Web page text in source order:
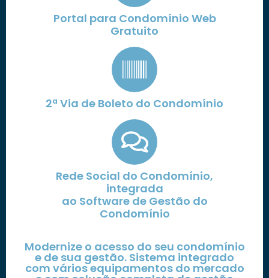
Portal para Condomínio Web
Gratuito
2ª Via de Boleto do Condomínio
Rede Social do Condomínio,
integrada
ao Software de Gestão do
Condomínio
Modernize o acesso do seu condomínio
e de sua gestão. Sistema integrado
com vários equipamentos do mercado